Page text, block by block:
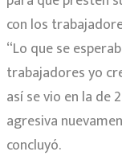
con los
“Lo que se
trabajadores yo
así se vio en la de
agresiva
concluyó.